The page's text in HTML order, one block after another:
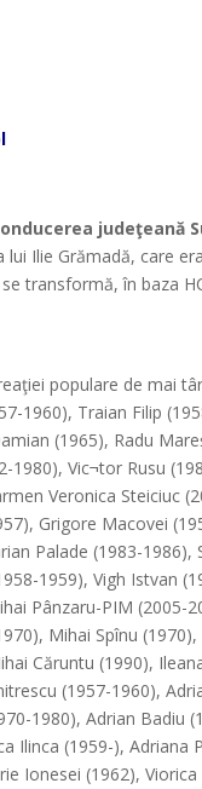
judeţeană
Ilie Grămadă, care
transformă, în baza
populare de mai
1960), Traian Filip
(1965), Radu
Vic¬tor Rusu
Veronica Steiciuc
Grigore Macovei
Palade (1983-1986),
1959), Vigh Istvan
Pânzaru-PIM (2005-
Mihai Spînu
Căruntu (1990),
(1957-1960),
1980), Adrian Badiu
Ilinca (1959-), Adriana
Ionesei (1962),